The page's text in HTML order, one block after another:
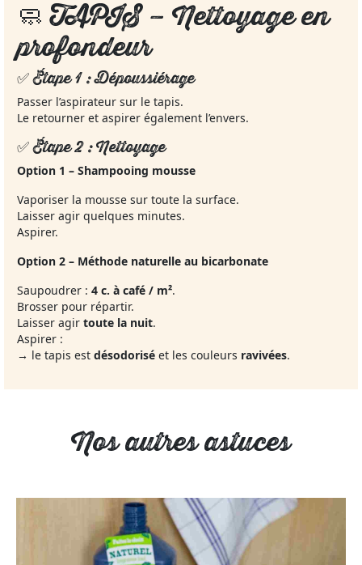
🧼 TAPIS – Nettoyage en
profondeur
✅ Étape 1 : Dépoussiérage
Passer l’aspirateur sur le tapis.
Le retourner et aspirer également l’envers.
✅ Étape 2 : Nettoyage
Option 1 – Shampooing mousse
Vaporiser la mousse sur toute la surface.
Laisser agir quelques minutes.
Aspirer.
Option 2 – Méthode naturelle au bicarbonate
Saupoudrer : 4 c. à café / m².
Brosser pour répartir.
Laisser agir toute la nuit.
Aspirer :
→ le tapis est désodorisé et les couleurs ravivées.
Nos autres astuces